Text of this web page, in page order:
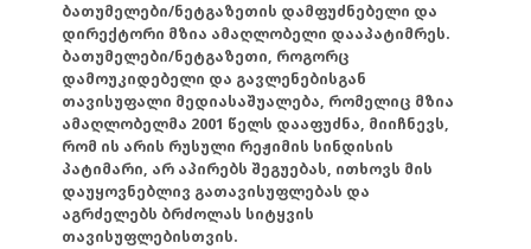
ბათუმელები/ნეტგაზეთის დამფუძნებელი და
დირექტორი მზია ამაღლობელი დააპატიმრეს.
ბათუმელები/ნეტგაზეთი, როგორც
დამოუკიდებელი და გავლენებისგან
თავისუფალი მედიასაშუალება, რომელიც მზია
ამაღლობელმა 2001 წელს დააფუძნა, მიიჩნევს,
რომ ის არის რუსული რეჟიმის სინდისის
პატიმარი, არ აპირებს შეგუებას, ითხოვს მის
დაუყოვნებლივ გათავისუფლებას და
აგრძელებს ბრძოლას სიტყვის
თავისუფლებისთვის.